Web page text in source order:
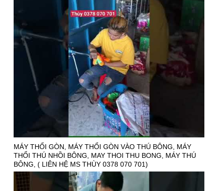
MÁY THỔI GÒN, MÁY THỔI GÒN VÀO THÚ BÔNG, MÁY
THỔI THÚ NHỒI BÔNG, MAY THOI THU BONG, MÁY THÚ
BÔNG, ( LIÊN HỆ MS THÙY 0378 070 701)